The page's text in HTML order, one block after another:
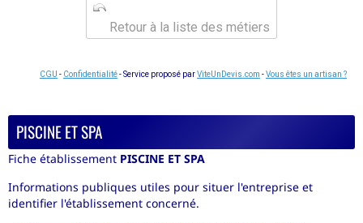
Retour à la liste des métiers
CGU - Confidentialité- Service proposé parViteUnDevis.com -Vous êtes un artisan ?
PISCINE ET SPA
Fiche établissement PISCINE ET SPA
Informations publiques utiles pour situer l'entreprise et
identifier l'établissement concerné.